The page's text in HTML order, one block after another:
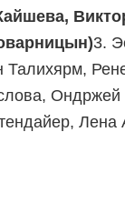
3.
Лена